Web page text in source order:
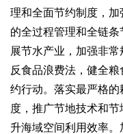
理和全面节约制度，
的全过程管理和全链
展节水产业，加强非
反食品浪费法，健全
约行动。落实最严格的
度，推广节地技术和
升海域空间利用效率